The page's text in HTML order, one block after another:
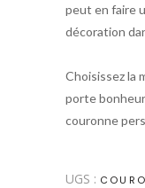
peut en faire
décoration
Choisissez la
porte
couronne
UGS :